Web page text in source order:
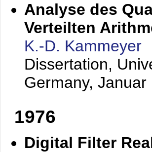
Analyse des
Verteilten
K.-D. Kammeyer
Dissertation,
Germany, Januar
1976
Digital Filter